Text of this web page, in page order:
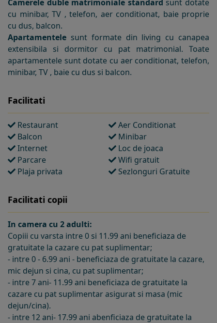
Camerele duble matrimoniale standard sunt dotate
cu minibar, TV , telefon, aer conditionat, baie proprie
cu dus, balcon.
Apartamentele sunt formate din living cu canapea
extensibila si dormitor cu pat matrimonial. Toate
apartamentele sunt dotate cu aer conditionat, telefon,
minibar, TV , baie cu dus si balcon.
Facilitati
Restaurant
Aer Conditionat
Balcon
Minibar
Internet
Loc de joaca
Parcare
Wifi gratuit
Plaja privata
Sezlonguri Gratuite
Facilitati copii
In camera cu 2 adulti:
Copiii cu varsta intre 0 si 11.99 ani beneficiaza de
gratuitate la cazare cu pat suplimentar;
- intre 0 - 6.99 ani - beneficiaza de gratuitate la cazare,
mic dejun si cina, cu pat suplimentar;
- intre 7 ani- 11.99 ani beneficiaza de gratuitate la
cazare cu pat suplimentar asigurat si masa (mic
dejun/cina).
- intre 12 ani- 17.99 ani abenficiaza de gratuitate la